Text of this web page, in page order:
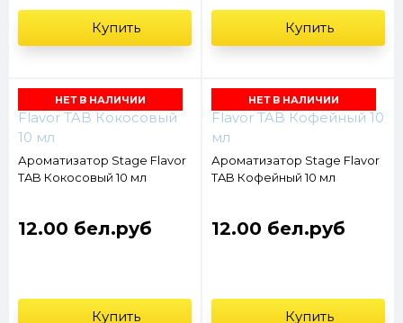
Купить Купить
НЕТ В НАЛИЧИИ
Ароматизатор Stage Flavor
TAB Кокосовый 10 мл
12.00 бел.руб
Купить
НЕТ В НАЛИЧИИ
Ароматизатор Stage Flavor
TAB Кофейный 10 мл
12.00 бел.руб
Купить